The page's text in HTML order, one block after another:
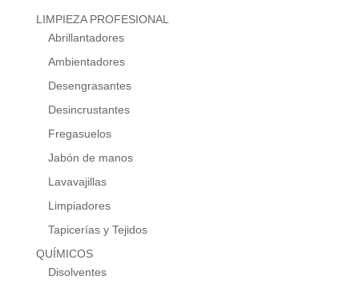
LIMPIEZA PROFESIONAL
Abrillantadores
Ambientadores
Desengrasantes
Desincrustantes
Fregasuelos
Jabón de manos
Lavavajillas
Limpiadores
Tapicerías y Tejidos
QUÍMICOS
Disolventes